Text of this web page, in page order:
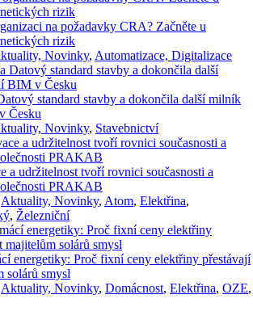
na požadavky CRA? Začněte u
rizik
Novinky, Automatizace, Digitalizace
standard stavby a dokončila další milník
Česku
Novinky, Stavebnictví
a udržitelnost tvoří rovnici současnosti a
PRAKAB
Aktuality, Novinky, Atom, Elektřina,
, Železniční
energetiky: Proč fixní ceny elektřiny přestávají
solárů smysl
Aktuality, Novinky, Domácnost, Elektřina, OZE,